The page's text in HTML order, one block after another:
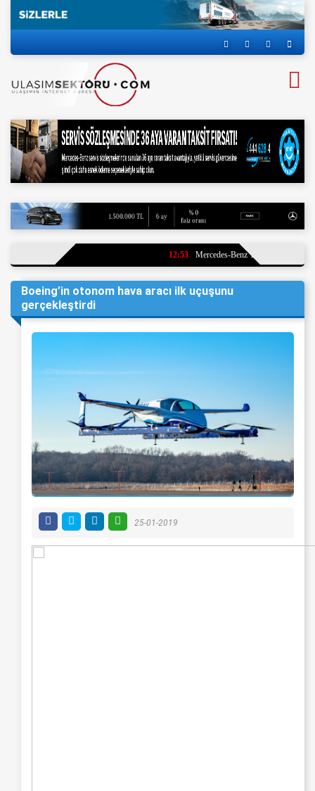
12:53 Mercedes-Benz Türk’ten Öz
Boeing’in otonom hava aracı ilk uçuşunu
gerçekleştirdi
25-01-2019